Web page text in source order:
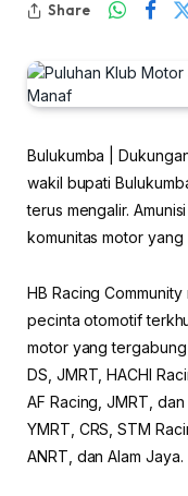
Share
Bulukumba |
wakil bupati
terus mengalir.
komunitas motor yang
HB Racing
pecinta otomotif
motor yang tergabung
DS, JMRT, HACHI
AF Racing, JMRT, dan
YMRT, CRS, STM
ANRT, dan Alam Jaya.